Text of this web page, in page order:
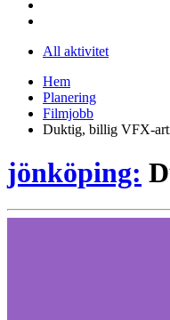
All aktivitet
Hem
Planering
Filmjobb
Duktig, billig VFX-
jönköping: